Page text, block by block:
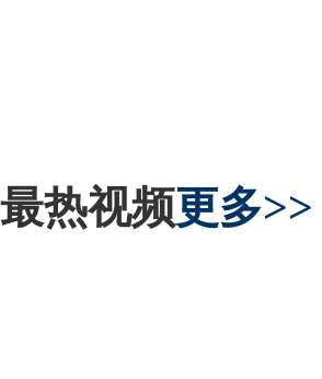
最热视频更多>>